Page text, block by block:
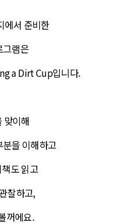
에서 준비한
그램은
a Dirt Cup입니다.
맞이해
을 이해하고
도 읽고
찰하고,
꺼에요.